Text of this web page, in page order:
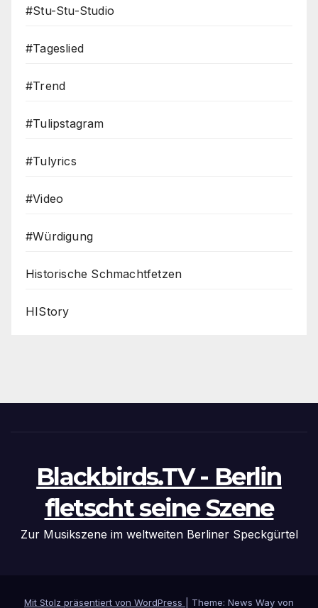
#Stu-Stu-Studio
#Tageslied
#Trend
#Tulipstagram
#Tulyrics
#Video
#Würdigung
Historische Schmachtfetzen
HIStory
Blackbirds.TV - Berlin
fletscht seine Szene
Zur Musikszene im weltweiten Berliner Speckgürtel
Mit Stolz präsentiert von WordPress Theme: News Way von